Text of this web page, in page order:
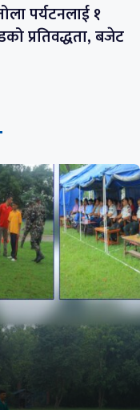
पर्यटनलाई १
प्रतिवद्धता, बजेट